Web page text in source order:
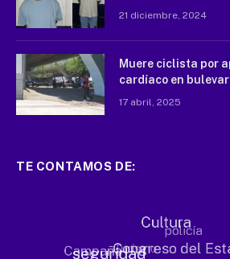
21 diciembre, 2024
Muere ciclista por
cardíaco en
17 abril, 2025
TE CONTAMOS DE: